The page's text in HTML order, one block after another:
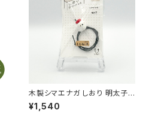
木製シマエナガ しおり 明太子 2
【URIJI工房】
¥1,540